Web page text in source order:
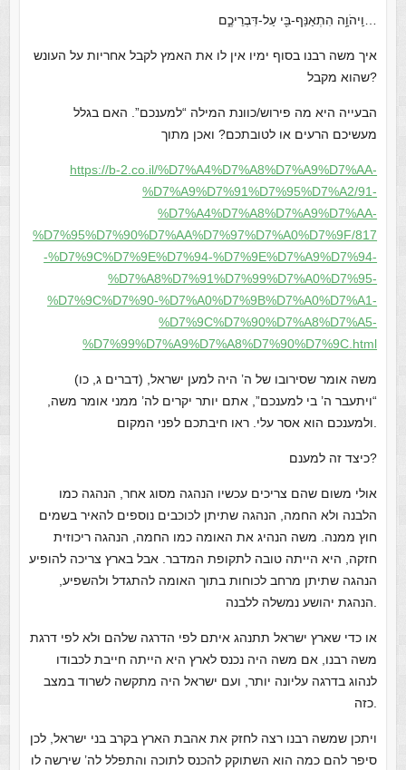
איך משה רבנו בסוף ימיו אין לו את האמץ לקבל אחריות על העונש
שהוא מקבל?
הבעייה היא מה פירוש/כוונת המילה “למענכם”. האם בגלל
מעשיכם הרעים או לטובתכם? ואכן מתוך
https://b-2.co.il/%D7%A4%D7%A8%D7%A9%D7%AA-
%D7%A9%D7%91%D7%95%D7%A2/91-
%D7%A4%D7%A8%D7%A9%D7%AA-
%D7%95%D7%90%D7%AA%D7%97%D7%A0%D7%9F/817
-%D7%9C%D7%9E%D7%94-%D7%9E%D7%A9%D7%94-
%D7%A8%D7%91%D7%99%D7%A0%D7%95-
%D7%9C%D7%90-%D7%A0%D7%9B%D7%A0%D7%A1-
%D7%9C%D7%90%D7%A8%D7%A5-
%D7%99%D7%A9%D7%A8%D7%90%D7%9C.html
משה אומר שסירובו של ה’ היה למען ישראל, (דברים ג, כו)
“ויתעבר ה’ בי למענכם”, אתם יותר יקרים לה’ ממני אומר משה,
כיצד זה למענם?
אולי משום שהם צריכים עכשיו הנהגה מסוג אחר, הנהגה כמו
הלבנה ולא החמה, הנהגה שתיתן לכוכבים נוספים להאיר בשמים
חוץ ממנה. משה הנהיג את האומה כמו החמה, הנהגה ריכוזית
חזקה, היא הייתה טובה לתקופת המדבר. אבל בארץ צריכה להופיע
הנהגה שתיתן מרחב לכוחות בתוך האומה להתגדל ולהשפיע,
או כדי שארץ ישראל תתנהג איתם לפי הדרגה שלהם ולא לפי דרגת
משה רבנו, אם משה היה נכנס לארץ היא הייתה חייבת לכבודו
לנהוג בדרגה עליונה יותר, ועם ישראל היה מתקשה לשרוד במצב
ויתכן שמשה רבנו רצה לחזק את אהבת הארץ בקרב בני ישראל, לכן
סיפר להם כמה הוא השתוקק להכנס לתוכה והתפלל לה’ שירשה לו